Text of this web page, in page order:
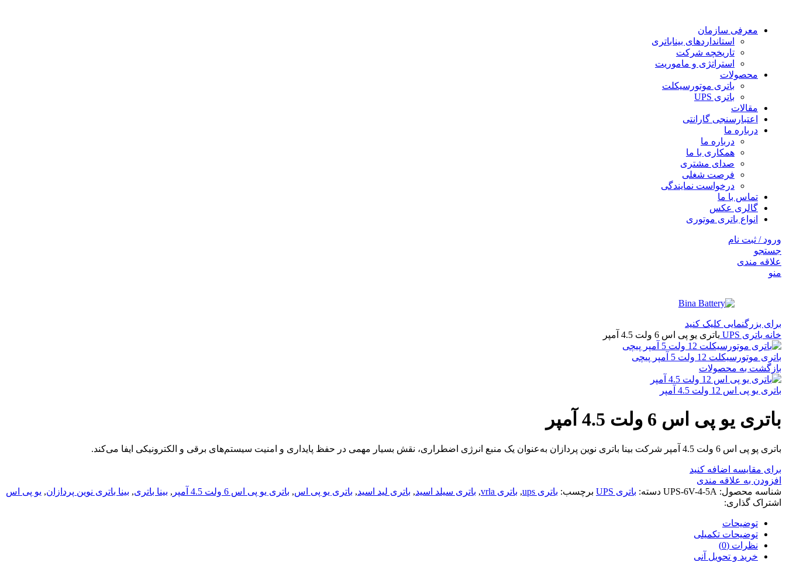
معرفی سازمان
استانداردهای بیناباتری
تاریخچه شرکت
استراتژی و ماموریت
محصولات
باتری موتورسیکلت
باتری UPS
مقالات
اعتبارسنجی گارانتی
درباره ما
درباره ما
همکاری با ما
صدای مشتری
فرصت شغلی
درخواست نمایندگی
تماس با ما
گالری عکس
انواع باتری موتوری
ورود / ثبت نام
جستجو
علاقه مندی
منو
برای بزرگنمایی کلیک کنید
خانه باتری UPS باتری یو پی اس 6 ولت 4.5 آمپر
باتری موتورسیکلت 12 ولت 5 آمپر پیچی
بازگشت به محصولات
باتری یو پی اس 12 ولت 4.5 آمپر
باتری یو پی اس 6 ولت 4.5 آمپر
باتری پو پی اس 6 ولت 4.5 آمپر شرکت بینا باتری نوین پردازان به‌عنوان یک منبع انرژی اضطراری، نقش بسیار مهمی در حفظ پایداری و امنیت سیستم‌های برقی و الکترونیکی ایفا می‌کند.
برای مقایسه اضافه کنید
افزودن به علاقه مندی
شناسه محصول: UPS-6V-4-5A دسته: باتری UPS برچسب: باتری ups , باتری vrla , باتری سیلد اسید, باتری لید اسید, باتری یو پی اس, باتری یو پی اس 6 ولت 4.5 آمپر , بینا باتری, بینا باتری نوین پردازان, یو پی اس
اشتراک گذاری:
توضیحات
توضیحات تکمیلی
نظرات (0)
خرید و تحویل آنی